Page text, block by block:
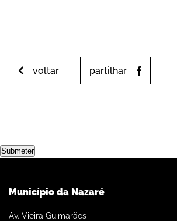
voltar partilhar
Submeter
Município da Nazaré
Av. Vieira Guimarães